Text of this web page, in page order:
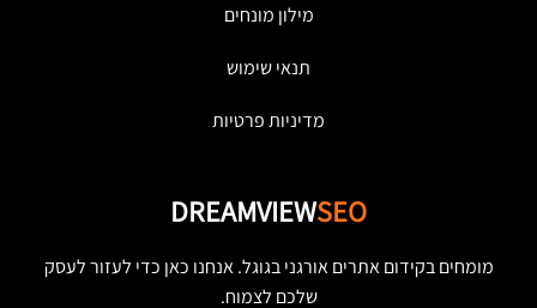
מילון מונחים
תנאי שימוש
מדיניות פרטיות
DREAMVIEWSEO
מומחים בקידום אתרים אורגני בגוגל. אנחנו כאן כדי לעזור לעסק
שלכם לצמוח.